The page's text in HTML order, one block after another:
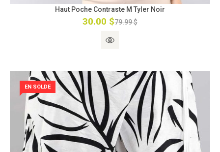
Haut Poche Contraste M Tyler Noir
30.00 $79.99 $
EN SOLDE